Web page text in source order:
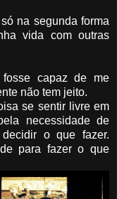
na segunda forma
vida com outras
capaz de me
não tem jeito.
se sentir livre em
necessidade de
o que fazer.
para fazer o que